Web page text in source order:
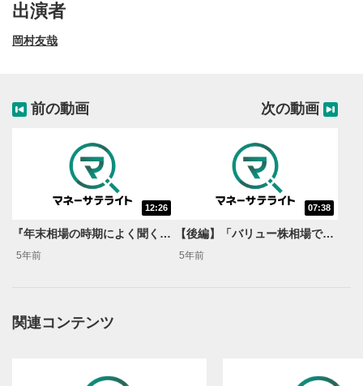
動画再生エリアにマウスを乗せると表示されます。
動画を再生または一時停止します。
出演者
岡村友哉
前の動画
12:26
『年末相場の時期によく聞く掉尾の一振って何やの？？』＜岡村友哉のサキヨミ特急便＞
5年前
次の動画
07:38
【後編】「バリュー株相場で注目される低PBR株」＜岡村友哉のサキヨミ特急便＞
5年前
関連コンテンツ